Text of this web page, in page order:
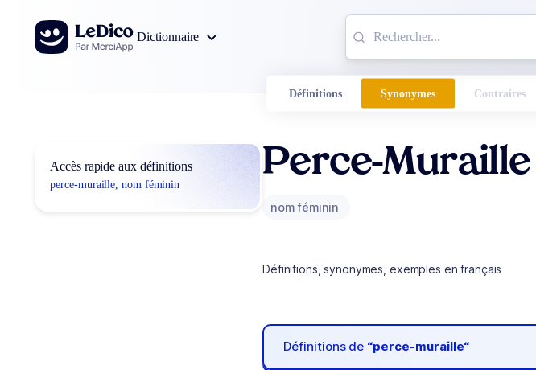
Aller au contenu
Dictionnaire
Définitions Synonymes Contraires
Accès rapide aux définitions
perce-muraille, nom féminin
Perce-Muraille
nom féminin
Définitions, synonymes, exemples en français
Définitions de “perce-muraille“